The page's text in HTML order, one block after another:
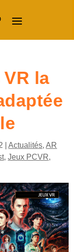
la
|Actualités,AR
,Jeux PCVR,